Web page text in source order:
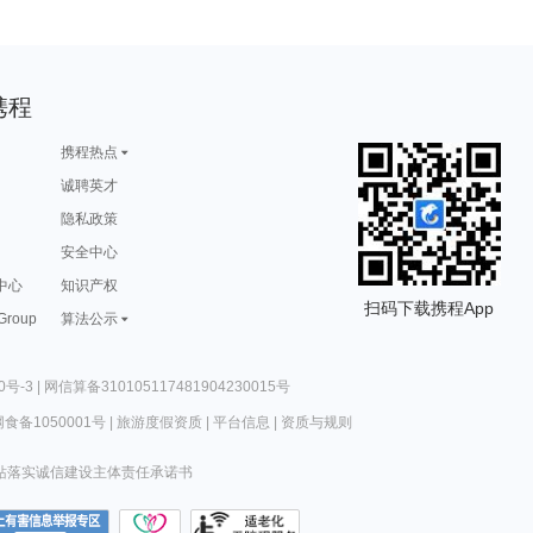
程
携程热点
诚聘英才
隐私政策
安全中心
心
知识产权
算法公示
扫码下载携程App
号-3 | 网信算备310105117481904230015号
食备1050001号| 旅游度假资质| 平台信息 | 资质与规则
落实诚信建设主体责任承诺书